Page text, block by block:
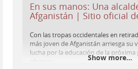
En sus manos: Una
Afganistán | Sitio oficial
Con las tropas occidentales en
más joven de Afganistán arriesga su
lucha por la educación de la próxima
afganos.
Show more...